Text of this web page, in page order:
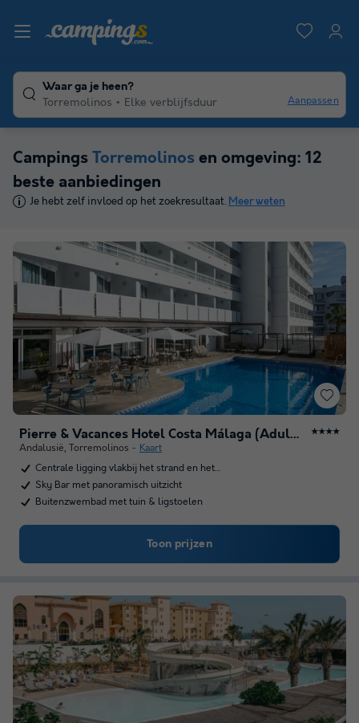
Waar ga je heen?
Torremolinos
Elke verblijfsduur Aanpassen
Campings Torremolinos en omgeving: 12
beste aanbiedingen
Je hebt zelf invloed op het zoekresultaat. Meer weten
Pierre & Vacances Hotel Costa Málaga (Adults only) ★★★★
Andalusië, Torremolinos
Kaart
Centrale ligging vlakbij het strand en het…
Sky Bar met panoramisch uitzicht
Buitenzwembad met tuin & ligstoelen
Toon prijzen